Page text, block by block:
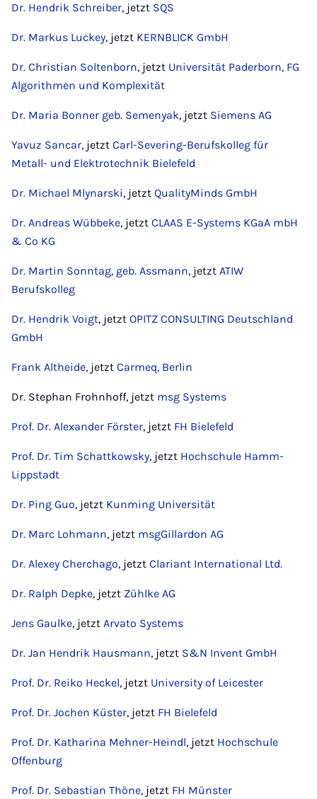
Dr. Hendrik Schreiber, jetzt SQS
Dr. Markus Luckey, jetzt KERNBLICK GmbH
Dr. Christian Soltenborn, jetzt Universität Paderborn, FG
Algorithmen und Komplexität
Dr. Maria Bonner geb. Semenyak, jetzt Siemens AG
Yavuz Sancar, jetzt Carl-Severing-Berufskolleg für
Metall- und Elektrotechnik Bielefeld
Dr. Michael Mlynarski, jetzt QualityMinds GmbH
Dr. Andreas Wübbeke, jetzt CLAAS E-Systems KGaA mbH
& Co KG
Dr. Martin Sonntag, geb. Assmann, jetzt ATIW
Berufskolleg
Dr. Hendrik Voigt, jetzt OPITZ CONSULTING Deutschland
GmbH
Frank Altheide, jetzt Carmeq, Berlin
Dr. Stephan Frohnhoff, jetzt msg Systems
Prof. Dr. Alexander Förster, jetzt FH Bielefeld
Prof. Dr. Tim Schattkowsky, jetzt Hochschule Hamm-
Lippstadt
Dr. Ping Guo, jetzt Kunming Universität
Dr. Marc Lohmann, jetzt msgGillardon AG
Dr. Alexey Cherchago, jetzt Clariant International Ltd.
Dr. Ralph Depke, jetzt Zühlke AG
Jens Gaulke, jetzt Arvato Systems
Dr. Jan Hendrik Hausmann, jetzt S&N Invent GmbH
Prof. Dr. Reiko Heckel, jetzt University of Leicester
Prof. Dr. Jochen Küster, jetzt FH Bielefeld
Prof. Dr. Katharina Mehner-Heindl, jetzt Hochschule
Offenburg
Prof. Dr. Sebastian Thöne, jetzt FH Münster